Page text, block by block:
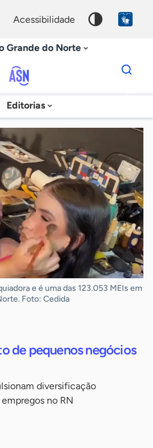
acessibilidade
Grande do Norte
Agência
Sebrae
de
Notícias
Editorias
Dados
para
chave
e é uma das 123.053 MEIs em
Foto: Cedida
de pequenos negócios
diversificação
no RN